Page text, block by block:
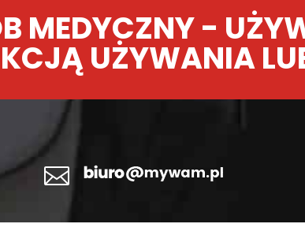
MEDYCZNY -
UŻYWANIA
